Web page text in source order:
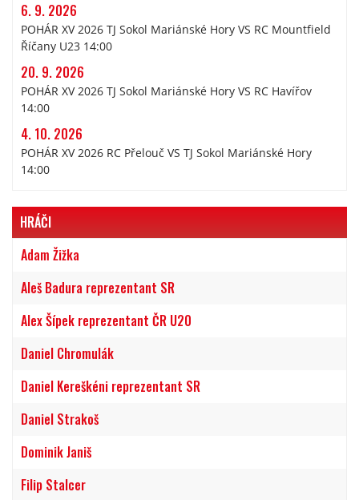
6. 9. 2026
POHÁR XV 2026 TJ Sokol Mariánské Hory VS RC Mountfield
Říčany U23 14:00
20. 9. 2026
POHÁR XV 2026 TJ Sokol Mariánské Hory VS RC Havířov
14:00
4. 10. 2026
POHÁR XV 2026 RC Přelouč VS TJ Sokol Mariánské Hory
14:00
HRÁČI
Adam Žižka
Aleš Badura reprezentant SR
Alex Šípek reprezentant ČR U20
Daniel Chromulák
Daniel Kereškéni reprezentant SR
Daniel Strakoš
Dominik Janiš
Filip Stalcer